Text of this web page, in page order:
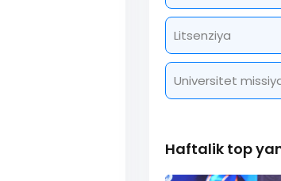
Litsenziya
Universitet
Haftalik top